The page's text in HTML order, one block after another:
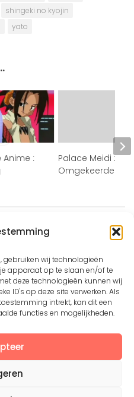
gebruiken wij technologieën
apparaat op te slaan en/of te
deze technologieën kunnen wij
ID's op deze site verwerken. Als
intrekt, kan dit een
functies en mogelijkheden.
shingeki no kyojin
yato
Anime :
Palace Meidi : de
Omgekeerde
the content by ©Silerna
Attribution-
InternationalLicense.
Instagram